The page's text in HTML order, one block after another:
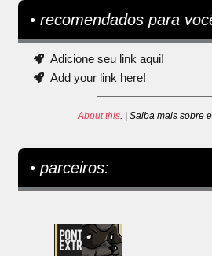
• recomendados para
Adicione seu link aqui!
Add your link here!
About this. | Saiba mais sobre
• parceiros: